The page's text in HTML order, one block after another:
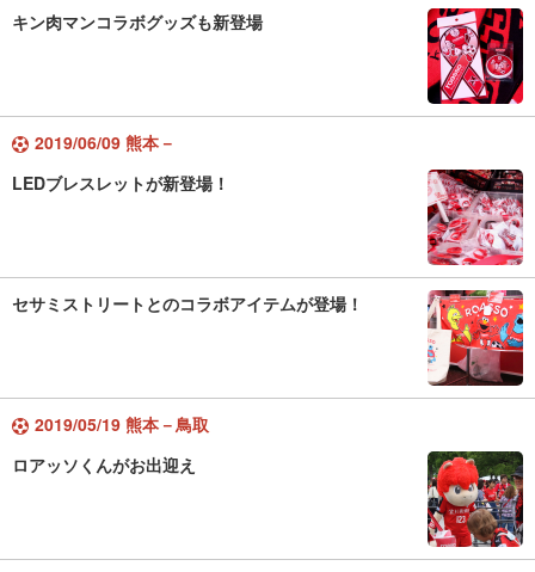
キン肉マンコラボグッズも新登場
2019/06/09 熊本－
LEDブレスレットが新登場！
セサミストリートとのコラボアイテムが登場！
2019/05/19 熊本－鳥取
ロアッソくんがお出迎え